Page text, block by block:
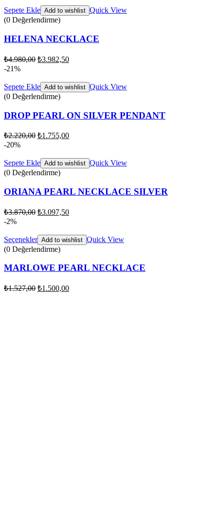
Sepete Ekle Add to wishlist Quick View
(0 Değerlendirme)
HELENA NECKLACE
₺4.980,00 ₺3.982,50
-21%
Sepete Ekle Add to wishlist Quick View
(0 Değerlendirme)
DROP PEARL ON SILVER PENDANT
₺2.220,00 ₺1.755,00
-20%
Sepete Ekle Add to wishlist Quick View
(0 Değerlendirme)
ORIANA PEARL NECKLACE SILVER
₺3.870,00 ₺3.097,50
-2%
Seçenekler Add to wishlist Quick View
(0 Değerlendirme)
MARLOWE PEARL NECKLACE
₺1.527,00 ₺1.500,00